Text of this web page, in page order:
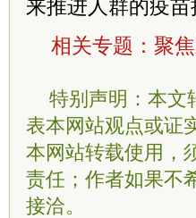
来推进人群的疫
相关专题： 聚
特别声明：本文
表本网站观点或证
本网站转载使用，
责任；作者如果不
接洽。